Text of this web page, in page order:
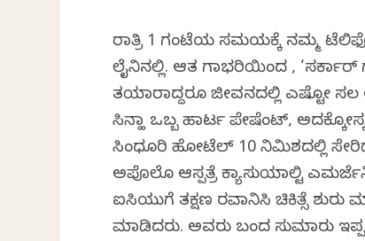
ರಾತ್ರಿ 1 ಗಂಟೆಯ ಸಮಯಕ್ಕೆ ನಮ್ಮ
ಲೈನಿನಲ್ಲಿ. ಆತ ಗಾಭರಿಯಿಂದ , ‘ಸರ್ಕಾರ್
ತಯಾರಾಗಿದ್ದರೂ ಜೀವನದಲ್ಲಿ ಎಷ್ಟೋ ಸಲ
ಸಿನ್ಹಾ ಒಬ್ಬ ಹಾರ್ಟ ಪೇಷೆಂಟ್,
ಸಿಂಧೂರಿ ಹೋಟೆಲ್ 10 ನಿಮಿಶದಲ್ಲಿ ಸೇರಿದೆ.
ಅಪೊಲೊ ಆಸ್ಪತ್ರೆ ಕ್ಯಾಸುಯಾಲ್ಟಿ
ಐಸಿಯುಗೆ ತಕ್ಷಣ ರವಾನಿಸಿ ಚಿಕಿತ್ಸೆ ಶುರು
ಮಾಡಿದರು. ಅವರು ಬಂದ ಸುಮಾರು